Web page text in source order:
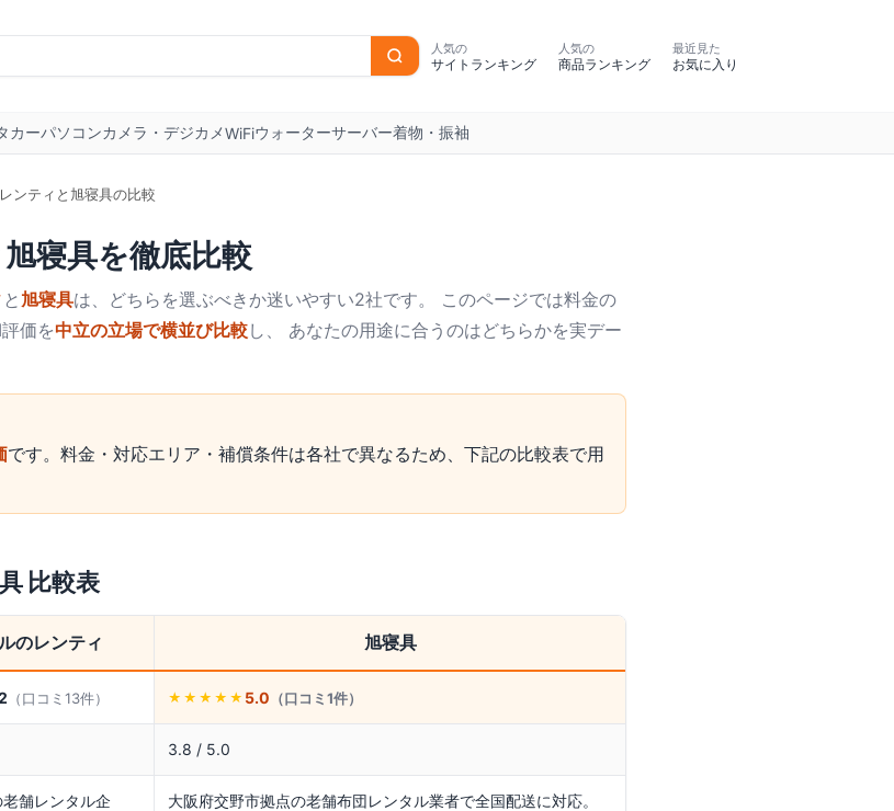
人気の
サイトランキング
人気の
商品ランキング
最近見た
お気に入り
カーパソコンカメラ・デジカメWiFiウォーターサーバー着物・振袖
ンティと旭寝具の比較
旭寝具を徹底比較
と 旭寝具は、どちらを選ぶべきか迷いやすい2社です。 このページでは料金の
価を中立の立場で横並び比較し、 あなたの用途に合うのはどちらかを実デー
です。料金・対応エリア・補償条件は各社で異なるため、下記の比較表で用
比較表
のレンティ 旭寝具
（口コミ 13件） ★★★★★ 5.0 （口コミ1件）
3.8 / 5.0
舗レンタル企
大阪府交野市拠点の老舗布団レンタル業者で全国配送に対応。